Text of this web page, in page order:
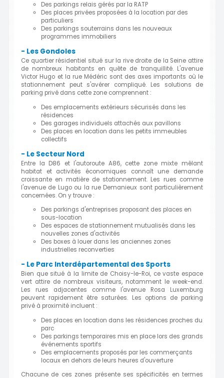
Des parkings relais gérés par la RATP
Des places privées proposées à la location par des
particuliers
Des parkings souterrains dans les nouveaux
programmes immobiliers
- Les Gondoles
Ce quartier résidentiel situé sur la rive droite de la Seine attire
de nombreux habitants en quête de tranquillité. L'avenue
Victor Hugo et la rue Médéric sont des axes importants où le
stationnement peut s'avérer compliqué. Les solutions de
parking privé dans cette zone comprennent :
Des emplacements extérieurs sécurisés dans les
résidences
Des garages individuels attachés aux pavillons
Des places en location dans les petits immeubles
collectifs
- Le Secteur Nord
Entre la D86 et l'autoroute A86, cette zone mixte mêlant
habitat et activités économiques connaît une demande
croissante en matière de stationnement. Les rues comme
l'avenue de Lugo ou la rue Demanieux sont particulièrement
concernées. On y trouve :
Des parkings d'entreprises proposant des places en
sous-location
Des espaces de stationnement mutualisés dans les
nouvelles zones d'activités
Des boxes à louer dans les anciennes zones
industrielles reconverties
- Le Parc Interdépartemental des Sports
Bien que situé à la limite de Choisy-le-Roi, ce vaste espace
vert attire de nombreux visiteurs, notamment le week-end.
Les rues adjacentes comme l'avenue Rosa Luxemburg
peuvent rapidement être saturées. Les options de parking
privé à proximité incluent :
Des places en location dans les résidences proches du
parc
Des parkings temporaires mis en place lors des grands
événements sportifs
Des emplacements proposés par les commerçants
locaux en dehors de leurs heures d'ouverture
Chacune de ces zones présente ses spécificités en termes